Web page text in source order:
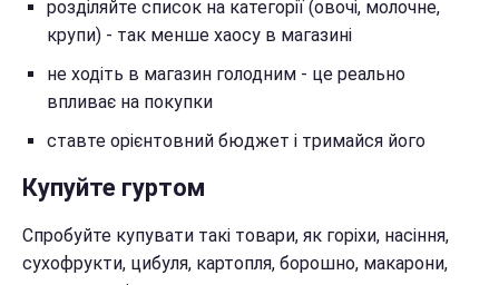
розділяйте список на категорії (овочі, молочне,
крупи) - так менше хаосу в магазині
не ходіть в магазин голодним - це реально
впливає на покупки
ставте орієнтовний бюджет і тримайся його
Купуйте гуртом
Спробуйте купувати такі товари, як горіхи, насіння,
сухофрукти, цибуля, картопля, борошно, макарони,